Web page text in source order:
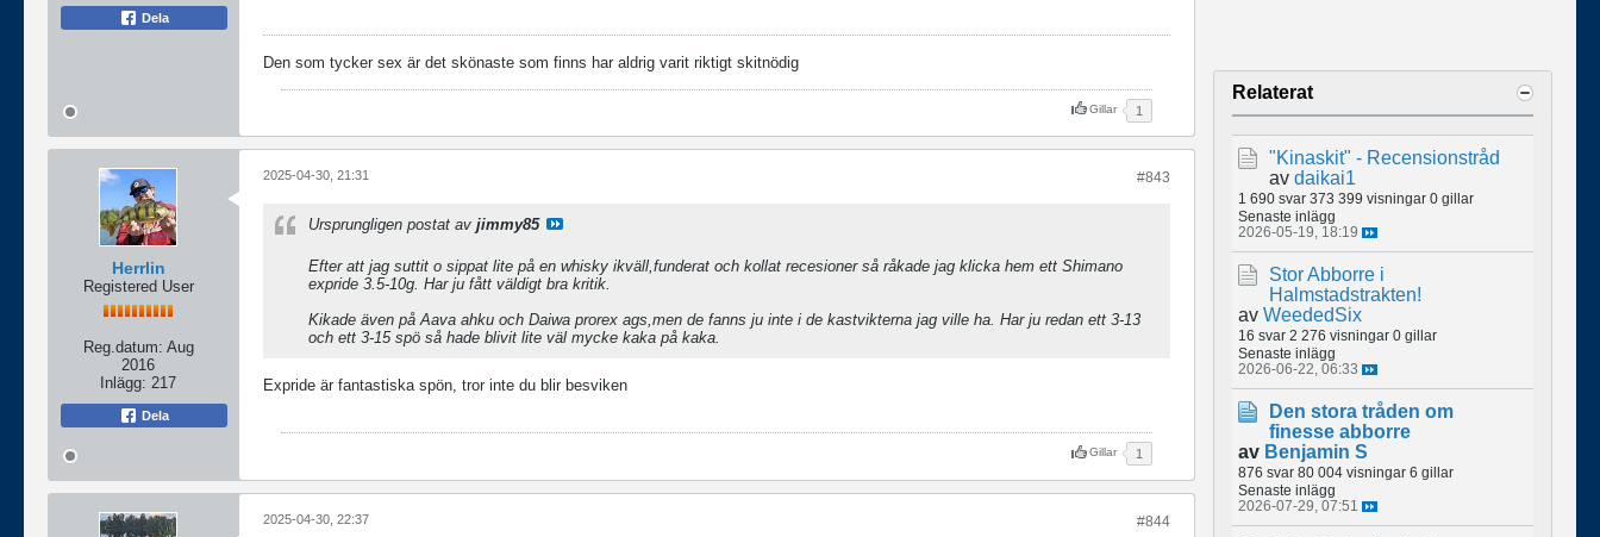
Dela
Den som tycker sex är det skönaste som finns har aldrig varit riktigt skitnödig
Gillar 1
Herrlin
Registered User
Reg.datum: Aug
2016
Inlägg: 217
Dela
#843
2025-04-30, 21:31
Ursprungligen postat av jimmy85
Efter att jag suttit o sippat lite på en whisky ikväll,funderat och kollat recesioner så råkade jag klicka hem ett Shimano
expride 3.5-10g. Har ju fått väldigt bra kritik.
Kikade även på Aava ahku och Daiwa prorex ags,men de fanns ju inte i de kastvikterna jag ville ha. Har ju redan ett 3-13
och ett 3-15 spö så hade blivit lite väl mycke kaka på kaka.
Expride är fantastiska spön, tror inte du blir besviken
Gillar 1
#844
2025-04-30, 22:37
Relaterat
"Kinaskit" - Recensionstråd
av daikai1
1 690 svar 373 399 visningar 0 gillar
Senaste inlägg
2026-05-19, 18:19
Stor Abborre i
Halmstadstrakten!
av WeededSix
16 svar 2 276 visningar 0 gillar
Senaste inlägg
2026-06-22, 06:33
Den stora tråden om
finesse abborre
av Benjamin S
876 svar 80 004 visningar 6 gillar
Senaste inlägg
2026-07-29, 07:51